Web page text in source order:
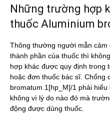
Những trường hợp
thuốc Aluminium
Thông thường người mẫn
thành phần của thuốc thì
hợp khác được quy định trong
hoặc đơn thuốc bác sĩ. Chống
bromatum 1[hp_M]/1 phải
không vì lý do nào đó mà
động được dùng thuốc.